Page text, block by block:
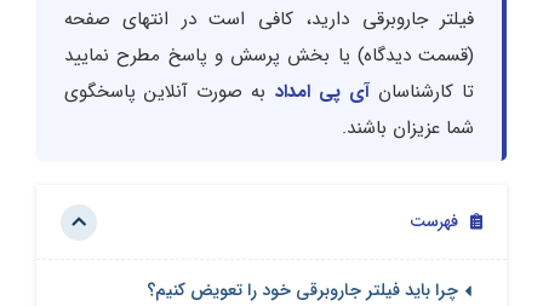
فیلتر جاروبرقی دارید، کافی است در انتهای صفحه
(قسمت دیدگاه) یا بخش پرسش و پاسخ مطرح نمایید
تا کارشناسانآی پی امداد به صورت آنلاین پاسخگوی
شما عزیزان باشند.
فهرست
چرا باید فیلتر جاروبرقی خود را تعویض کنیم؟